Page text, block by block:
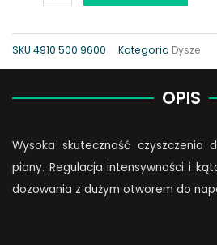
quantity
SKU 4910 500 9600 Kategoria Dysze
OPIS
Wysoka skuteczność czyszczenia
piany. Regulacja intensywności i
dozowania z dużym otworem do